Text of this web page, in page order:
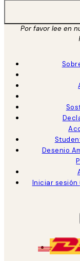
Por favor lee en
Desenio
Iniciar sesión